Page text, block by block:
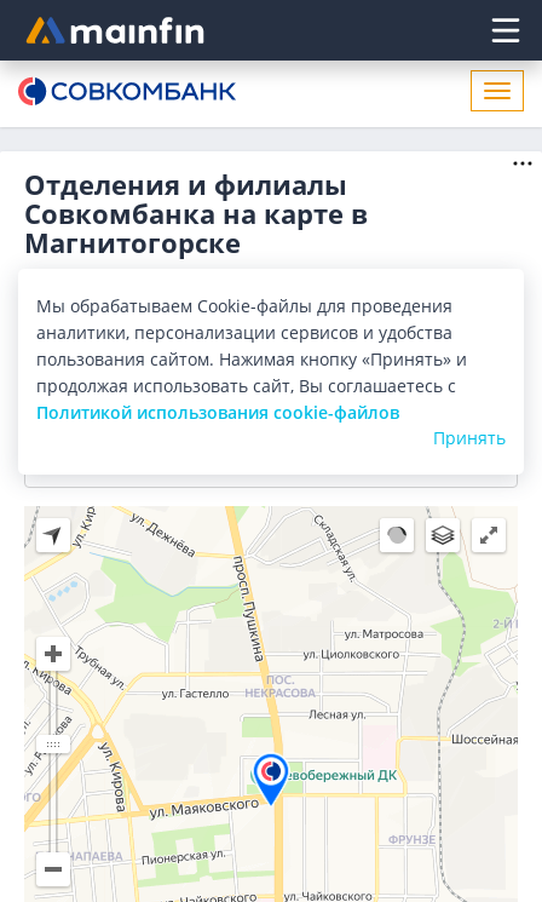
Главное меню
Отделения и филиалы
Совкомбанка на карте в
Магнитогорске
Все банки Карта Список
Город:Магнитогорск
Мы обрабатываем Cookie-файлы для проведения
аналитики, персонализации сервисов и удобства
пользования сайтом. Нажимая кнопку «Принять» и
продолжая использовать сайт, Вы соглашаетесь с
Политикой использования cookie-файлов
Принять